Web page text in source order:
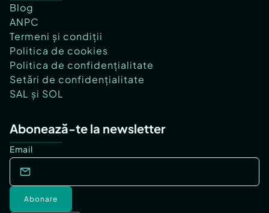
Blog
ANPC
Termeni și condiții
Politica de cookies
Politica de confidențialitate
Setări de confidențialitate
SAL și SOL
Abonează-te la newsletter
Email
Abonare